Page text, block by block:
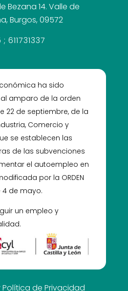
Bezana 14. Valle de
Burgos, 09572
; 611731337
ha sido
amparo de la orden
22 de septiembre, de la
Comercio y
se establecen las
de las subvenciones
el autoempleo en
por la ORDEN
4 de mayo.
un empleo y
Política de Privacidad